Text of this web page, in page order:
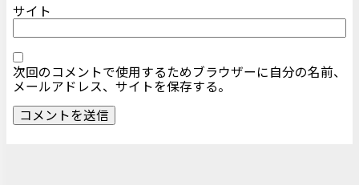
サイト
次回のコメントで使用するためブラウザーに自分の名前、
メールアドレス、サイトを保存する。